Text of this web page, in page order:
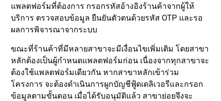
แพลตฟอร์มที่ต้องการ กรอกรหัสอ้างอิงร้านค้าจากผู้ให้
บริการ ตรวจสอบข้อมูล ยืนยันตัวตนด้วยรหัส OTP และรอ
ผลการพิจารณาจากระบบ
ขณะที่ร้านค้าที่มีหลายสาขาจะมีเงื่อนไขเพิ่มเติม โดยสาขา
หลักต้องเป็นผู้กำหนดแพลตฟอร์มก่อน เนื่องจากทุกสาขาจะ
ต้องใช้แพลตฟอร์มเดียวกัน หากสาขาหลักเข้าร่วม
โครงการ จะต้องดำเนินการผูกบัญชีฟู้ดเดลิเวอรีและกรอก
ข้อมูลตามขั้นตอน เมื่อได้รับอนุมัติแล้ว สาขาย่อยจึงจะ